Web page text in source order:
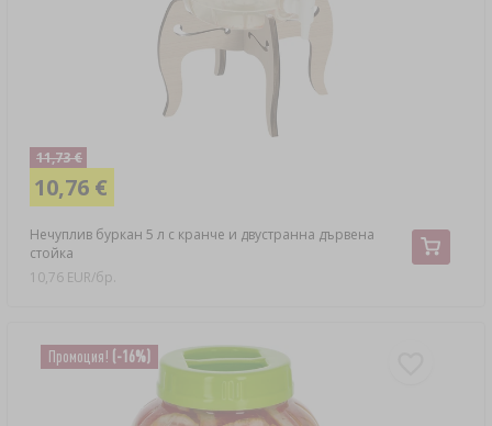
Нечуплив буркан 5 л с кранче и двустранна дървена
стойка
11,73 €
10,76 €
10,76 EUR/бр.
Промоция! (-16%)